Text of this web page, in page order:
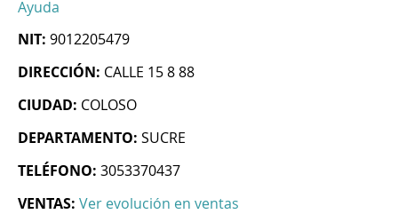
Ayuda
NIT: 9012205479
DIRECCIÓN: CALLE 15 8 88
CIUDAD: COLOSO
DEPARTAMENTO: SUCRE
TELÉFONO: 3053370437
VENTAS: Ver evolución en ventas